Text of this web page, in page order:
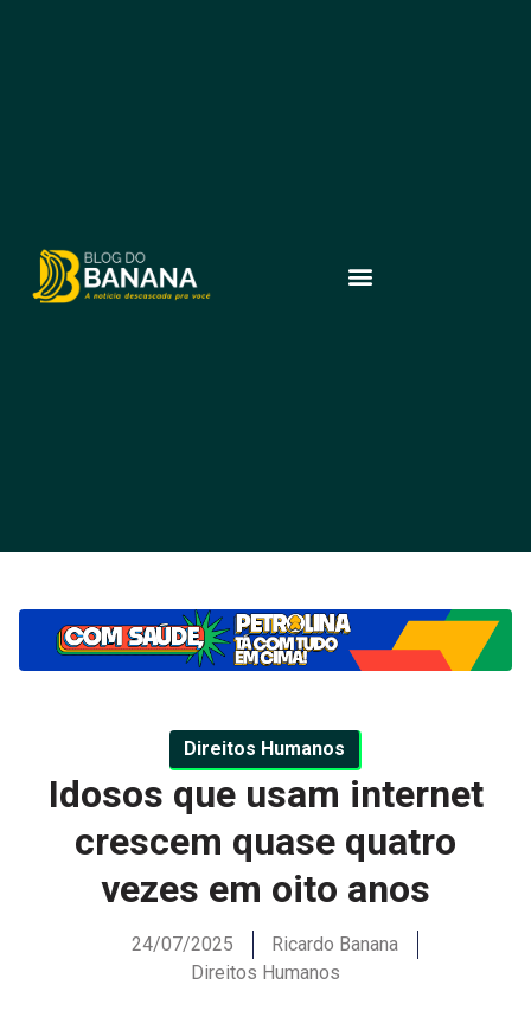
Direitos Humanos
Idosos que usam internet
crescem quase quatro
vezes em oito anos
24/07/2025
Ricardo Banana
Direitos Humanos